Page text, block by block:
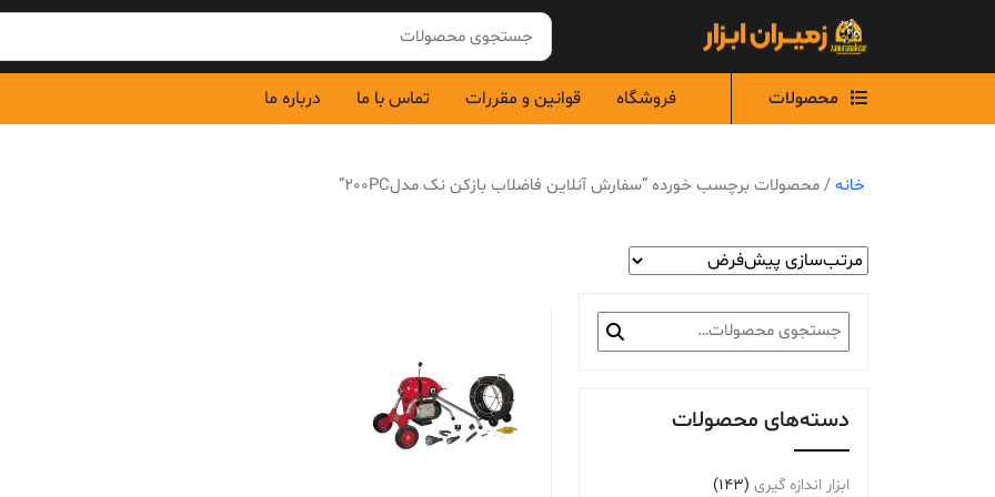
محصولات
فروشگاه قوانین و مقررات تماس با ما درباره ما
خانه/ محصولات برچسب خورده “سفارش آنلاین فاضلاب بازکن نک مدل200PC”
جستجو
برای:
دسته‌های محصولات
ابزار اندازه گیری (143)